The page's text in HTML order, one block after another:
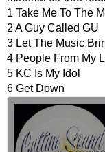
1 Take Me To The
2 A Guy Called GU
3 Let The Music
4 People From My
5 KC Is My Idol
6 Get Down